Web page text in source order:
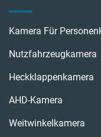
Kamera Für
Nutzfahrzeugkamera
Heckklappenkamera
AHD-Kamera
Weitwinkelkamera